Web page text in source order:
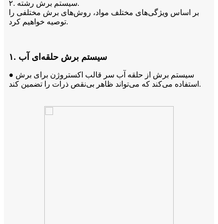
۲. سیستم برش رشته.
بر اساس ویژگی‌های مختلف مواد، روش‌های برش مختلفی را
توصیه خواهیم کرد.
۱. سیستم برش حلقه‌ای آب
● سیستم برش از حلقه آب سر قالب اکستروژن برای برش
استفاده می‌کند که می‌تواند ظاهر بی‌نقص ذرات را تضمین کند.